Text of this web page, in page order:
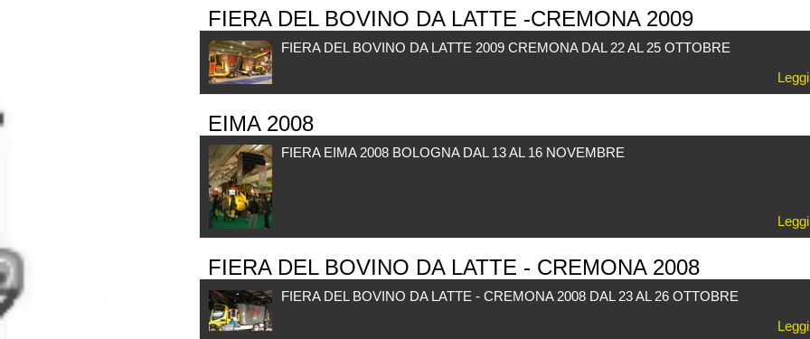
FIERA DEL BOVINO DA LATTE -CREMONA 2009
FIERA DEL BOVINO DA LATTE 2009 CREMONA DAL 22 AL 25 OTTOBRE
EIMA 2008
FIERA EIMA 2008 BOLOGNA DAL 13 AL 16 NOVEMBRE
FIERA DEL BOVINO DA LATTE - CREMONA 2008
FIERA DEL BOVINO DA LATTE - CREMONA 2008 DAL 23 AL 26 OTTOBRE